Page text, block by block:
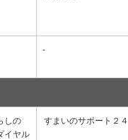
-
しの
イヤル
すまいのサポート２４